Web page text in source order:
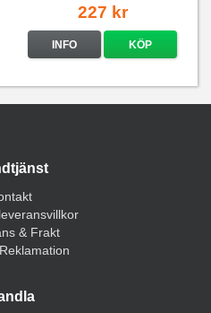
227 kr
INFO KÖP
& Frakt